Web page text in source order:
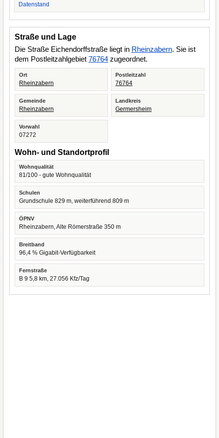
Datenstand
Straße und Lage
Die Straße Eichendorffstraße liegt in Rheinzabern. Sie ist
dem Postleitzahlgebiet 76764 zugeordnet.
Ort
Rheinzabern
Postleitzahl
76764
Gemeinde
Rheinzabern
Landkreis
Germersheim
Vorwahl
07272
Wohn- und Standortprofil
Wohnqualität
81/100 - gute Wohnqualität
Schulen
Grundschule 829 m, weiterführend 809 m
ÖPNV
Rheinzabern, Alte Römerstraße 350 m
Breitband
96,4 % Gigabit-Verfügbarkeit
Fernstraße
B 9 5,8 km, 27.056 Kfz/Tag